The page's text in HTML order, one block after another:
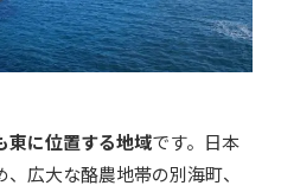
東に位置する地域です。 日本
広大な酪農地帯の別海町、